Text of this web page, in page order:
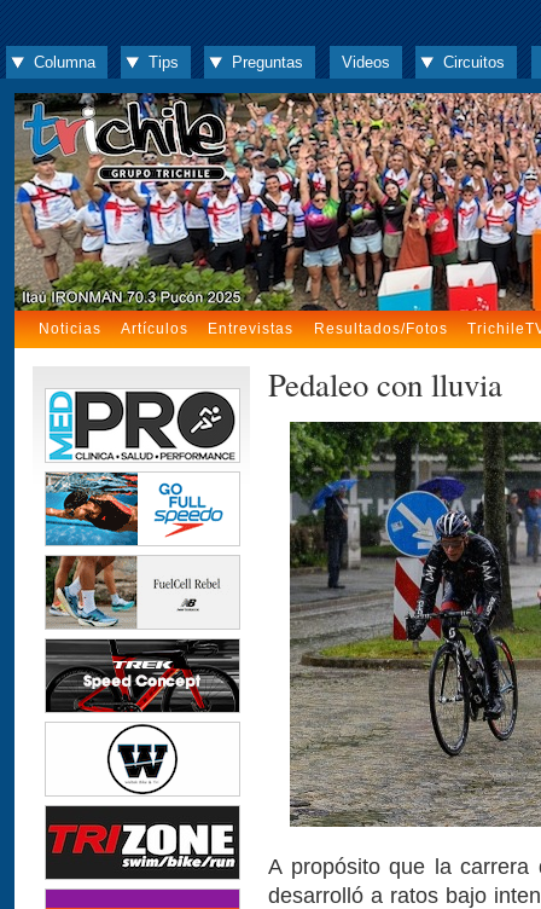
Columna Tips Preguntas Videos Circuitos
Noticias Artículos Entrevistas Resultados/Fotos
Pedaleo con lluvia
A propósito que la
desarrolló a ratos bajo